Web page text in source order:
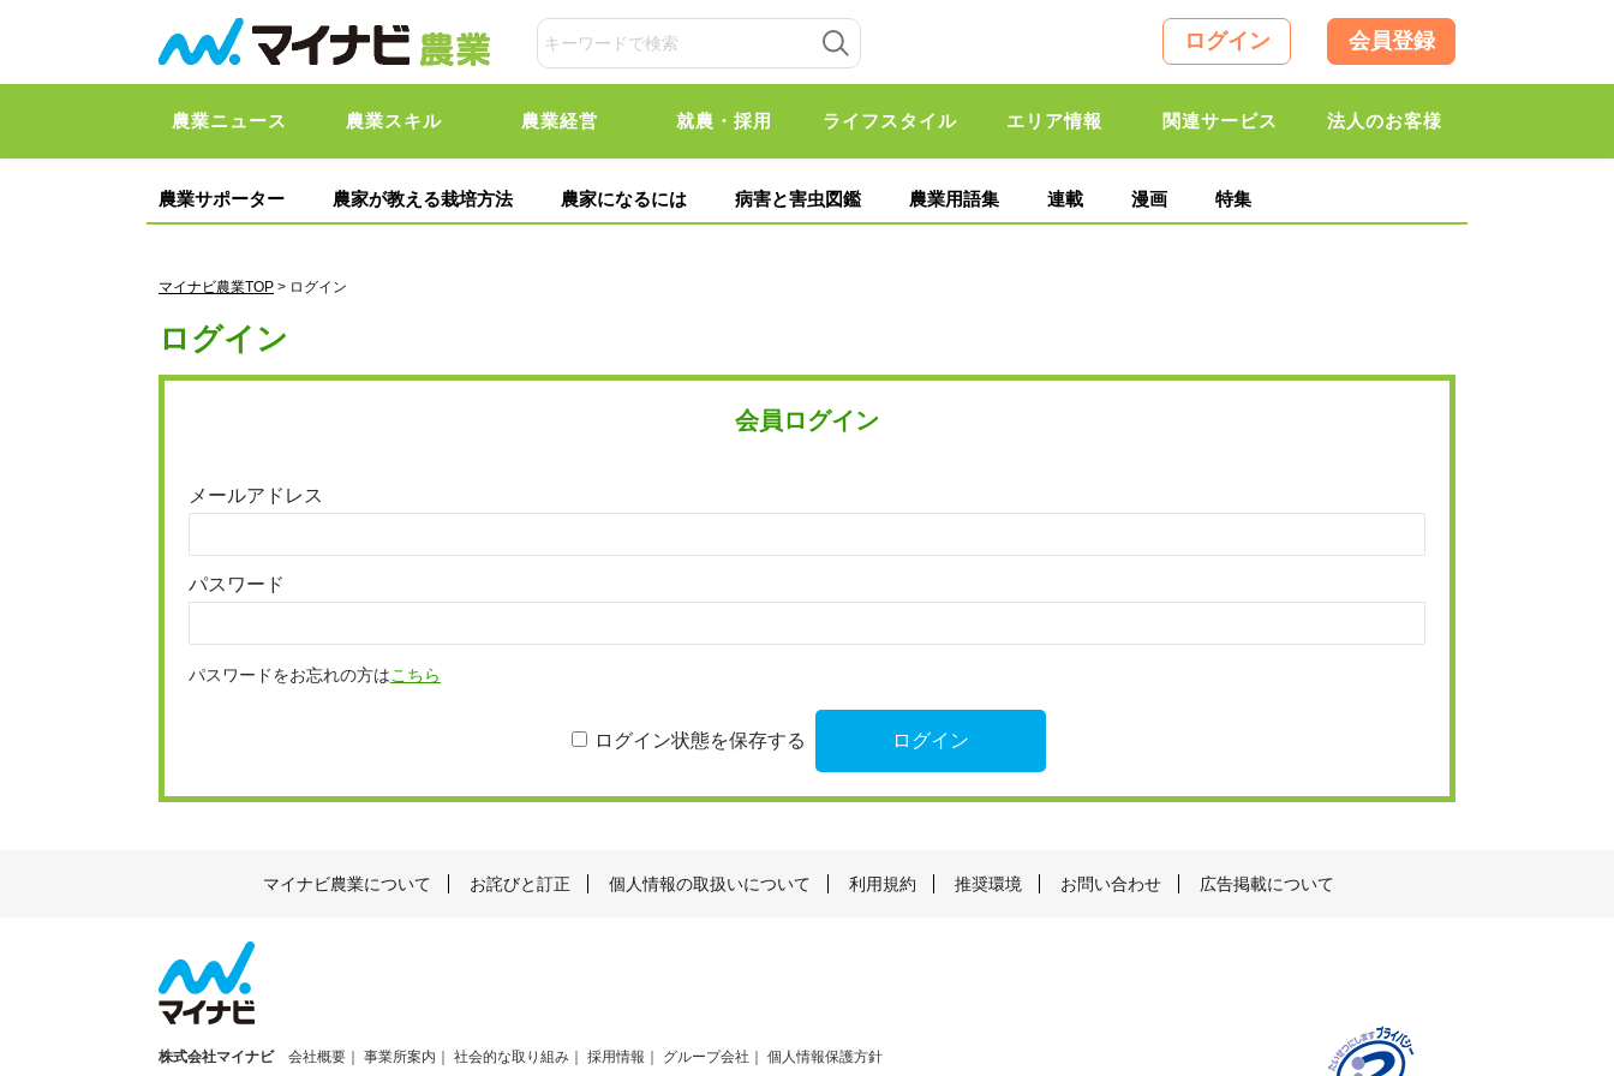
ログイン 会員登録
農業ニュース 農業スキル 農業経営 就農・採用 ライフスタイル エリア情報 関連サービス 法人のお客様
農業サポーター 農家が教える栽培方法 農家になるには 病害と害虫図鑑 農業用語集 連載 漫画 特集
マイナビ農業TOP > ログイン
ログイン
会員ログイン
メールアドレス
パスワード
パスワードをお忘れの方はこちら
ログイン状態を保存する
マイナビ農業について お詫びと訂正 個人情報の取扱いについて 利用規約 推奨環境 お問い合わせ 広告掲載について
株式会社マイナビ 会社概要 事業所案内 社会的な取り組み 採用情報 グループ会社 個人情報保護方針